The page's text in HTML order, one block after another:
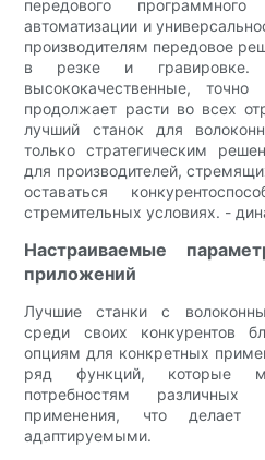
передового
автоматизации и
производителям передовое
в резке и гравировке.
высококачественные,
продолжает расти во всех
лучший станок для
только стратегическим
для производителей,
оставаться
стремительных условиях. -
Настраиваемые
приложений
Лучшие станки с
среди своих конкурентов
опциям для конкретных
ряд функций, которые
потребностям
применения, что делает
адаптируемыми.